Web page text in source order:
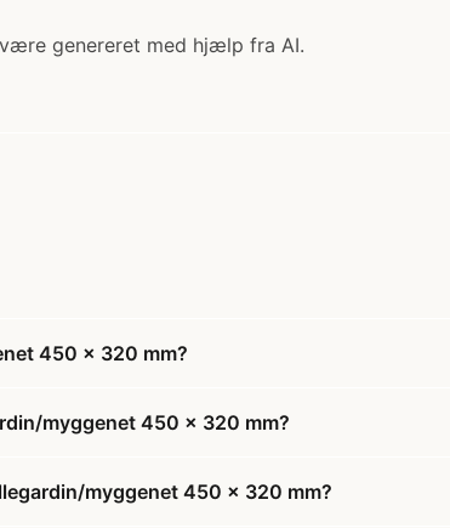
genereret med hjælp fra AI.
450 x 320 mm?
myggenet 450 x 320 mm?
myggenet 450 x 320 mm?